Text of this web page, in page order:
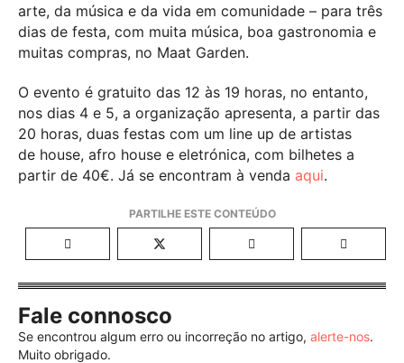
arte, da música e da vida em comunidade – para três
dias de festa, com muita música, boa gastronomia e
muitas compras, no Maat Garden.
O evento é gratuito das 12 às 19 horas, no entanto,
nos dias 4 e 5, a organização apresenta, a partir das
20 horas, duas festas com um line up de artistas
de house, afro house e eletrónica, com bilhetes a
partir de 40€. Já se encontram à venda aqui.
Fale connosco
Se encontrou algum erro ou incorreção no artigo, alerte-nos.
Muito obrigado.